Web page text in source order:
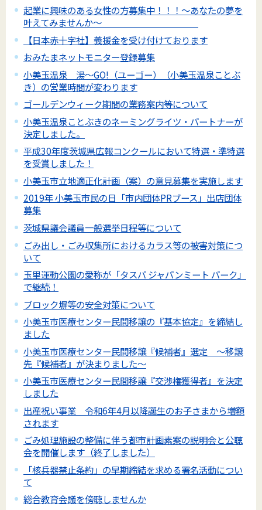
起業に興味のある女性の方募集中！！！～あなたの夢を
叶えてみませんか～
【日本赤十字社】義援金を受け付けております
おみたまネットモニター登録募集
小美玉温泉 湯～GO!（ユーゴー）（小美玉温泉ことぶ
き）の営業時間が変わります
ゴールデンウィーク期間の業務案内等について
小美玉温泉ことぶきのネーミングライツ・パートナーが
決定しました。
平成30年度茨城県広報コンクールにおいて特選・準特選
を受賞しました！
小美玉市立地適正化計画（案）の意見募集を実施します
2019年 小美玉市民の日「市内団体PRブース」出店団体
募集
茨城県議会議員一般選挙日程等について
ごみ出し・ごみ収集所におけるカラス等の被害対策につ
いて
玉里運動公園の愛称が「タスパ ジャパンミート パーク」
で継続！
ブロック塀等の安全対策について
小美玉市医療センター民間移譲の『基本協定』を締結し
ました
小美玉市医療センター民間移譲『候補者』選定 ～移譲
先『候補者』が決まりました～
小美玉市医療センター民間移譲『交渉権獲得者』を決定
しました
出産祝い事業 令和6年4月以降誕生のお子さまから増額
されます
ごみ処理施設の整備に伴う都市計画素案の説明会と公聴
会を開催します（終了しました）
「核兵器禁止条約」の早期締結を求める署名活動につい
て
総合教育会議を傍聴しませんか